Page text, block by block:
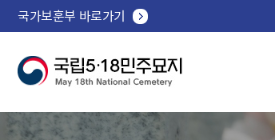
국가보훈부 바로가기